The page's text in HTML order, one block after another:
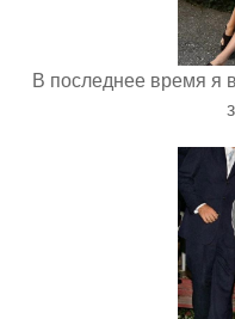
В последнее время я